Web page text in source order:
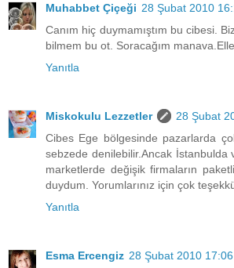
Muhabbet Çiçeği 28 Şubat 2010
Canım hiç duymamıştım bu cibesi.
bilmem bu ot. Soracağım
Yanıtla
Miskokulu Lezzetler
28 Şubat
Cibes Ege bölgesinde pazarlarda
sebzede denilebilir.Ancak İstanbulda
marketlerde değişik firmaların
duydum. Yorumlarınız için çok
Yanıtla
Esma Ercengiz 28 Şubat 2010 17:06